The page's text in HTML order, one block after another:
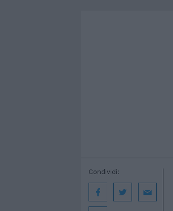
Condividi: